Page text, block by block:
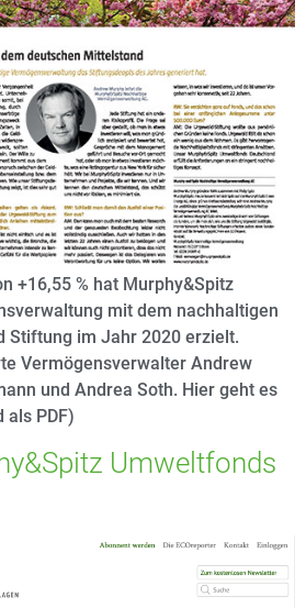
+16,55 % hat Murphy&Spitz
mit dem nachhaltigen
Stiftung im Jahr 2020 erzielt.
Vermögensverwalter Andrew
und Andrea Soth. Hier geht es
als PDF)
Umweltfonds